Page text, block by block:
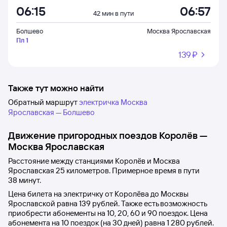
06:15 42 мин в пути 06:57
Болшево
Пл 1
Москва Ярославская
139 ⁠₽
Также тут можно найти
Обратный маршрутэлектричка Москва
Ярославская — Болшево
Движение пригородных поездов Королёв—
Москва Ярославская
Расстояние между станциями Королёв и Москва
Ярославская 25 километров. Примерное время в пути
38 минут.
Цена билета на электричку от Королёва до Москвы
Ярославской равна 139 рублей. Также есть возможность
приобрести абонементы на 10, 20, 60 и 90 поездок. Цена
абонемента на 10 поездок (на 30 дней) равна 1 280 рублей.